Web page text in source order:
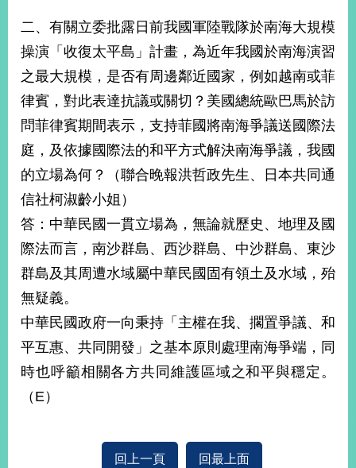
二、有關立委批露日前我國軍陸戰隊於南海大規模
操演「收復太平島」計畫，為近年我國於南海演習
之最大規模，是否有周邊鄰近國家，例如越南或菲
律賓，對此表達抗議或關切？美國總統歐巴馬於訪
問菲律賓期間表示，支持菲國將南海爭議送國際法
庭，及依據國際法的和平方式解決南海爭議，我國
的立場為何？（聯合晚報洪哲政先生、日本共同通
信社柯淑齡小姐）
答：中華民國一貫立場為，無論就歷史、地理及國
際法而言，南沙群島、西沙群島、中沙群島、東沙
群島及其周遭水域屬中華民國固有領土及水域，殆
無疑義。
中華民國政府一向秉持「主權在我、擱置爭議、和
平互惠、共同開發」之基本原則處理南海爭端，同
時也呼籲相關各方共同維護區域之和平與穩定。
（E）
回上一頁 回最上面